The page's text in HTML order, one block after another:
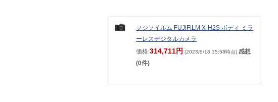
フジフイルム FUJIFILM X-H2S ボディ ミラ
ーレスデジタルカメラ
価格:314,711円 (2023/6/18 15:58時点) 感想
(0件)